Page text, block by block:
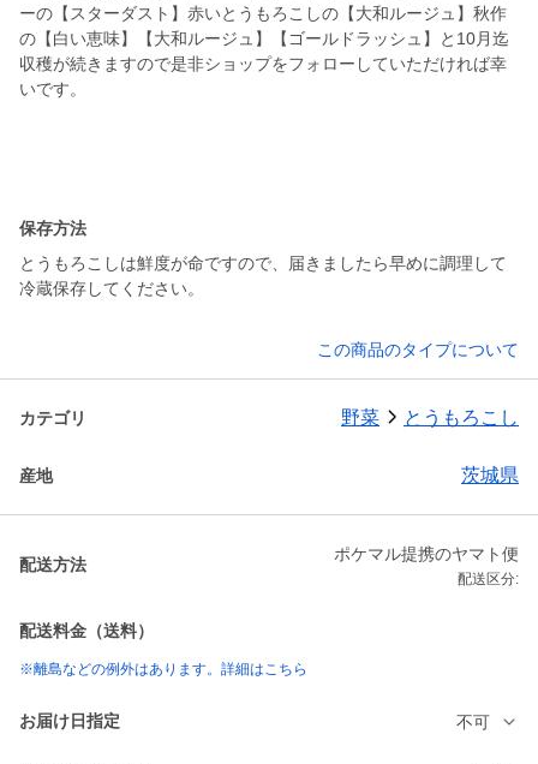
ーの【スターダスト】赤いとうもろこしの【大和ルージュ】秋作
の【白い恵味】【大和ルージュ】【ゴールドラッシュ】と10月迄
収穫が続きますので是非ショップをフォローしていただければ幸
いです。
保存方法
とうもろこしは鮮度が命ですので、届きましたら早めに調理して
冷蔵保存してください。
この商品のタイプについて
カテゴリ 野菜 とうもろこし
産地 茨城県
配送方法
ポケマル提携のヤマト便
配送区分:
配送料金（送料）
※離島などの例外はあります。詳細はこちら
お届け日指定 不可